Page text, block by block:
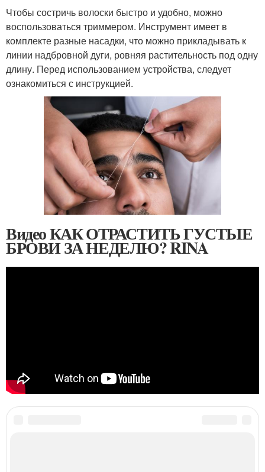
Чтобы состричь волоски быстро и удобно, можно
воспользоваться триммером. Инструмент имеет в
комплекте разные насадки, что можно прикладывать к
линии надбровной дуги, ровняя растительность под одну
длину. Перед использованием устройства, следует
ознакомиться с инструкцией.
Видео КАК ОТРАСТИТЬ ГУСТЫЕ
БРОВИ ЗА НЕДЕЛЮ? RINA
Категории: